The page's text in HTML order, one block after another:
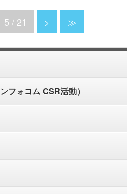
5 / 21 > ≫
フォコム CSR活動）